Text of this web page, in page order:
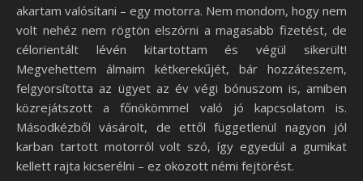
akartam valósítani – egy motorra. Nem mondom, hogy nem
volt nehéz nem rögtön elszórni a magasabb fizetést, de
célorientált lévén kitartottam és végül sikerült!
Megvehettem álmaim kétkerekűjét, bár hozzáteszem,
felgyorsította az ügyet az év végi bónuszom is, amiben
közrejátszott a főnökömmel való jó kapcsolatom is.
Másodkézből vásárolt, de ettől függetlenül nagyon jól
karban tartott motorról volt szó, így egyedül a gumikat
kellett rajta kicserélni – ez okozott némi fejtörést.